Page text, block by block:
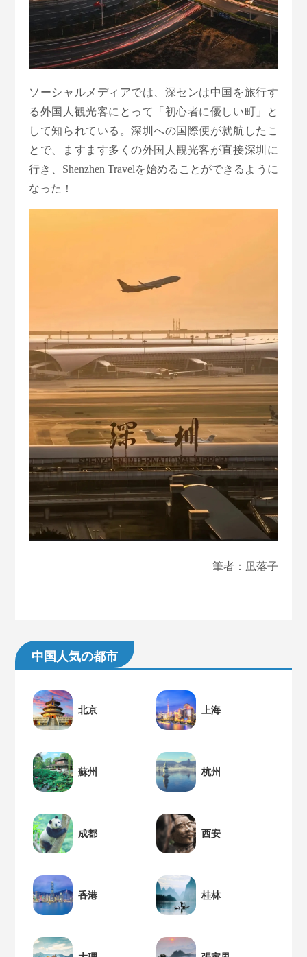
ソーシャルメディアでは、深センは中国を旅行す
る外国人観光客にとって「初心者に優しい町」と
して知られている。深圳への国際便が就航したこ
とで、ますます多くの外国人観光客が直接深圳に
行き、Shenzhen Travelを始めることができるように
なった！
筆者：凪落子
中国人気の都市
北京 上海
蘇州 杭州
成都 西安
香港 桂林